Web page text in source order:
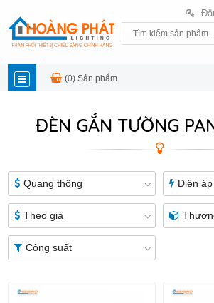
MỤC
PHẨM
(0)Sản phẩm
ĐÈN GẮN TƯỜNG
Quang thông Điện áp
Theo giá
Công suất